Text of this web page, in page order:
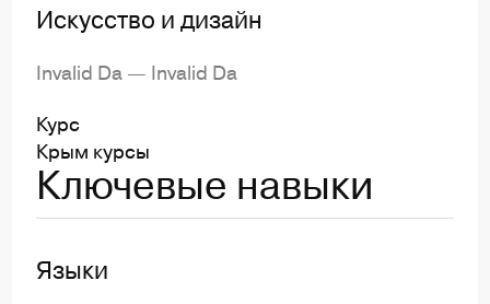
Искусство и дизайн
Invalid Da — Invalid Da
Курс
Крым курсы
Ключевые навыки
Языки